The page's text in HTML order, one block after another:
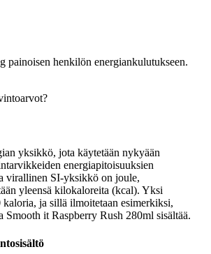
painoisen henkilön energiankulutukseen.
yksikkö, jota käytetään nykyään
energiapitoisuuksien
virallinen SI-yksikkö on joule,
yleensä kilokaloreita (kcal). Yksi
ja sillä ilmoitetaan esimerkiksi,
Smooth it Raspberry Rush 280ml sisältää.